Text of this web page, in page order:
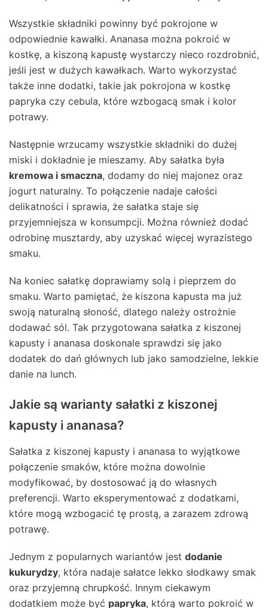
Wszystkie składniki powinny być pokrojone w
odpowiednie kawałki. Ananasa można pokroić w
kostkę, a kiszoną kapustę wystarczy nieco rozdrobnić,
jeśli jest w dużych kawałkach. Warto wykorzystać
także inne dodatki, takie jak pokrojona w kostkę
papryka czy cebula, które wzbogacą smak i kolor
potrawy.
Następnie wrzucamy wszystkie składniki do dużej
miski i dokładnie je mieszamy. Aby sałatka była
kremowa i smaczna, dodamy do niej majonez oraz
jogurt naturalny. To połączenie nadaje całości
delikatności i sprawia, że sałatka staje się
przyjemniejsza w konsumpcji. Można również dodać
odrobinę musztardy, aby uzyskać więcej wyrazistego
smaku.
Na koniec sałatkę doprawiamy solą i pieprzem do
smaku. Warto pamiętać, że kiszona kapusta ma już
swoją naturalną słoność, dlatego należy ostrożnie
dodawać sól. Tak przygotowana sałatka z kiszonej
kapusty i ananasa doskonale sprawdzi się jako
dodatek do dań głównych lub jako samodzielne, lekkie
danie na lunch.
Jakie są warianty sałatki z kiszonej
kapusty i ananasa?
Sałatka z kiszonej kapusty i ananasa to wyjątkowe
połączenie smaków, które można dowolnie
modyfikować, by dostosować ją do własnych
preferencji. Warto eksperymentować z dodatkami,
które mogą wzbogacić tę prostą, a zarazem zdrową
potrawę.
Jednym z popularnych wariantów jest dodanie
kukurydzy, która nadaje sałatce lekko słodkawy smak
oraz przyjemną chrupkość. Innym ciekawym
dodatkiem może być papryka, którą warto pokroić w